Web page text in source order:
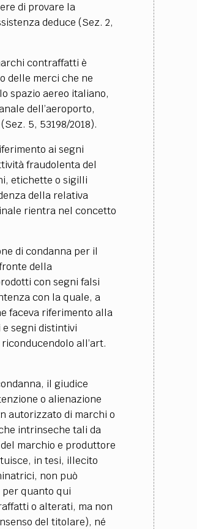
di provare la
deduce (Sez. 2,
contraffatti è
delle merci che ne
spazio aereo italiano,
dell’aeroporto,
5, 53198/2018).
ai segni
fraudolenta del
etichette o sigilli
della relativa
rientra nel concetto
di condanna per il
della
con segni falsi
con la quale, a
faceva riferimento alla
segni distintivi
all’art.
il giudice
o alienazione
autorizzato di marchi o
intrinseche tali da
marchio e produttore
in tesi, illecito
non può
quanto qui
o alterati, ma non
del titolare), né